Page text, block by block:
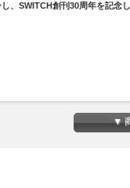
、SWITCH創刊30周年を記念
▼